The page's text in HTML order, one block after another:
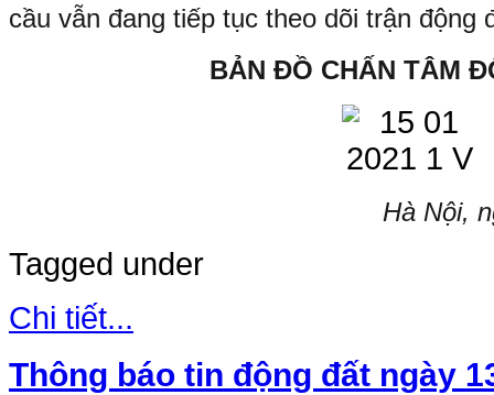
cầu vẫn đang tiếp tục theo dõi trận động
BẢN ĐỒ CHẤN TÂM
Hà Nội,
Tagged under
Chi tiết...
Thông báo tin động đất ngày